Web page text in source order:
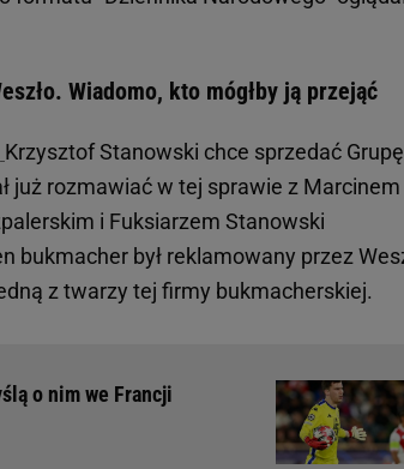
Wiadomo, kto mógłby ją przejąć
Krzysztof Stanowski chce sprzedać Grupę
już rozmawiać w tej sprawie z Marcinem
i Fuksiarzem Stanowski
bukmacher był reklamowany przez
z twarzy tej firmy bukmacherskiej.
o nim we Francji